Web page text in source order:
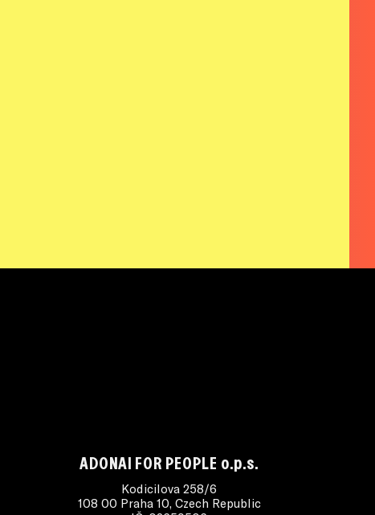
ADONAI FOR PEOPLE o.p.s.
Kodicilova 258/6
108 00 Praha 10, Czech Republic